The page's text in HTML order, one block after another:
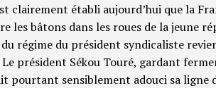
clairement établi aujourd’hui que la
les bâtons dans les roues de la jeune
régime du président syndicaliste
président Sékou Touré, gardant
pourtant sensiblement adouci sa ligne